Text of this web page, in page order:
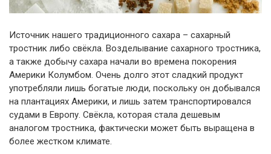
Источник нашего традиционного сахара – сахарный
тростник либо свёкла. Возделывание сахарного тростника,
а также добычу сахара начали во времена покорения
Америки Колумбом. Очень долго этот сладкий продукт
употребляли лишь богатые люди, поскольку он добывался
на плантациях Америки, и лишь затем транспортировался
судами в Европу. Свёкла, которая стала дешевым
аналогом тростника, фактически может быть выращена в
более жестком климате.